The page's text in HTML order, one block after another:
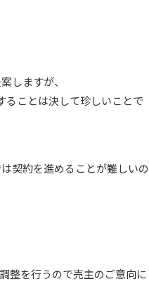
しますが、
ることは決して珍しいことで
契約を進めることが難しいの
整を行うので売主のご意向に